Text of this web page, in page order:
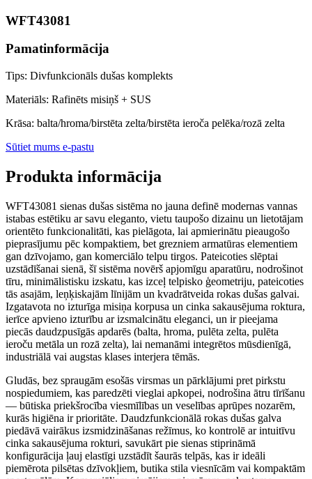
WFT43081
Pamatinformācija
Tips: Divfunkcionāls dušas komplekts
Materiāls: Rafinēts misiņš + SUS
Krāsa: balta/hroma/birstēta zelta/birstēta ieroča pelēka/rozā zelta
Sūtiet mums e-pastu
Produkta informācija
WFT43081 sienas dušas sistēma no jauna definē modernas vannas
istabas estētiku ar savu eleganto, vietu taupošo dizainu un lietotājam
orientēto funkcionalitāti, kas pielāgota, lai apmierinātu pieaugošo
pieprasījumu pēc kompaktiem, bet grezniem armatūras elementiem
gan dzīvojamo, gan komerciālo telpu tirgos. Pateicoties slēptai
uzstādīšanai sienā, šī sistēma novērš apjomīgu aparatūru, nodrošinot
tīru, minimālistisku izskatu, kas izceļ telpisko ģeometriju, pateicoties
tās asajām, leņķiskajām līnijām un kvadrātveida rokas dušas galvai.
Izgatavota no izturīga misiņa korpusa un cinka sakausējuma roktura,
ierīce apvieno izturību ar izsmalcinātu eleganci, un ir pieejama
piecās daudzpusīgās apdarēs (balta, hroma, pulēta zelta, pulēta
ieroču metāla un rozā zelta), lai nemanāmi integrētos mūsdienīgā,
industriālā vai augstas klases interjera tēmās.
Gludās, bez spraugām esošās virsmas un pārklājumi pret pirkstu
nospiedumiem, kas paredzēti vieglai apkopei, nodrošina ātru tīrīšanu
— būtiska priekšrocība viesmīlības un veselības aprūpes nozarēm,
kurās higiēna ir prioritāte. Daudzfunkcionālā rokas dušas galva
piedāvā vairākus izsmidzināšanas režīmus, ko kontrolē ar intuitīvu
cinka sakausējuma rokturi, savukārt pie sienas stiprināmā
konfigurācija ļauj elastīgi uzstādīt šaurās telpās, kas ir ideāli
piemērota pilsētas dzīvokļiem, butika stila viesnīcām vai kompaktām